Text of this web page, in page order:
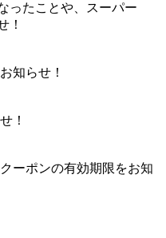
ったことや、スーパー
！
知らせ！
！
ーポンの有効期限をお知